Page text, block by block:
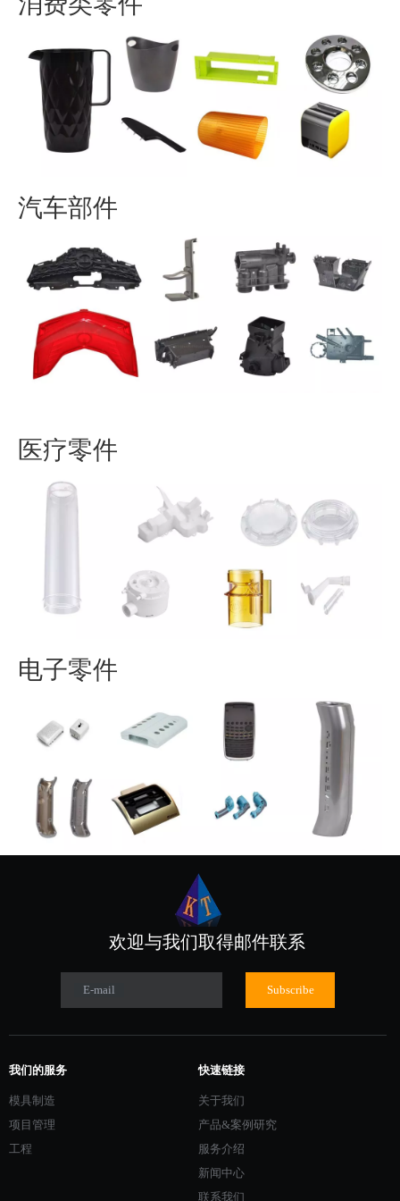
汽车部件
医疗零件
电子零件
欢迎与我们取得邮件联系
E-mail Subscribe
我们的服务
模具制造
项目管理
工程
快速链接
关于我们
产品&案例研究
服务介绍
新闻中心
联系我们